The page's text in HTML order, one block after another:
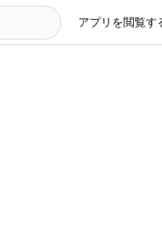
アプリを閲覧す